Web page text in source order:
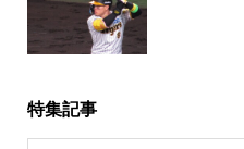
特集記事